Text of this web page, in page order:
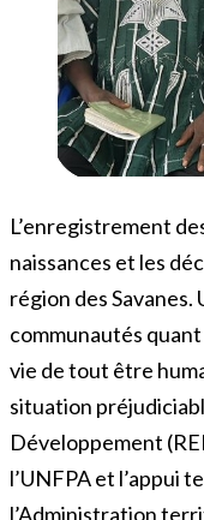
L’enregistrement
naissances et les
région des Savanes.
communautés quant
vie de tout être
situation
Développement
l’UNFPA et l’appui
l’Administration